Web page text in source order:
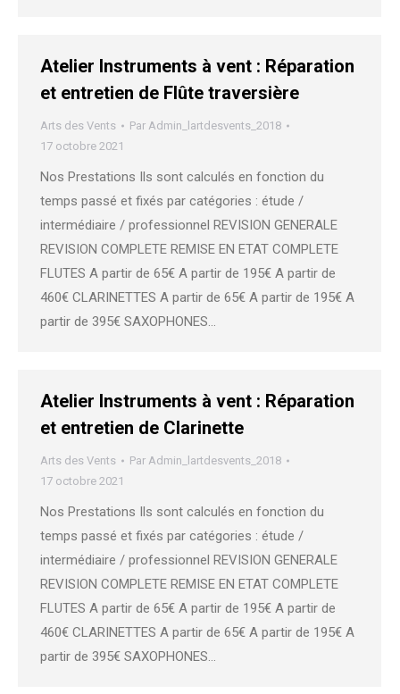
Atelier Instruments à vent : Réparation
et entretien de Flûte traversière
Arts des Vents Par Admin_lartdesvents_2018
17 octobre 2021
Nos Prestations Ils sont calculés en fonction du
temps passé et fixés par catégories : étude /
intermédiaire / professionnel REVISION GENERALE
REVISION COMPLETE REMISE EN ETAT COMPLETE
FLUTES A partir de 65€ A partir de 195€ A partir de
460€ CLARINETTES A partir de 65€ A partir de 195€ A
partir de 395€ SAXOPHONES…
Atelier Instruments à vent : Réparation
et entretien de Clarinette
Arts des Vents Par Admin_lartdesvents_2018
17 octobre 2021
Nos Prestations Ils sont calculés en fonction du
temps passé et fixés par catégories : étude /
intermédiaire / professionnel REVISION GENERALE
REVISION COMPLETE REMISE EN ETAT COMPLETE
FLUTES A partir de 65€ A partir de 195€ A partir de
460€ CLARINETTES A partir de 65€ A partir de 195€ A
partir de 395€ SAXOPHONES…